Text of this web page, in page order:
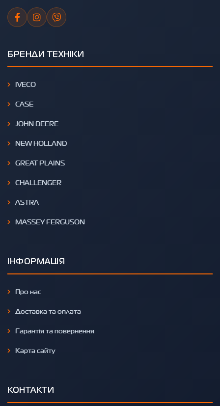
БРЕНДИ ТЕХНІКИ
IVECO
CASE
JOHN DEERE
NEW HOLLAND
GREAT PLAINS
CHALLENGER
ASTRA
MASSEY FERGUSON
ІНФОРМАЦІЯ
Про нас
Доставка та оплата
Гарантія та повернення
Карта сайту
КОНТАКТИ